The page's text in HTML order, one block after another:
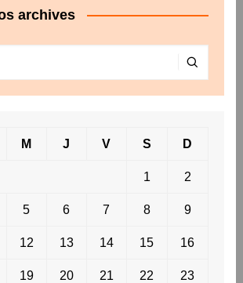
archives
M J V S D
1 2
5 6 7 8 9
12 13 14 15 16
19 20 21 22 23